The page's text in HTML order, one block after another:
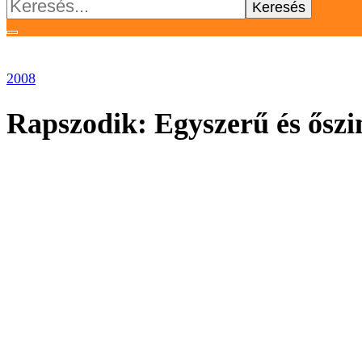
2008
Rapszodik: Egyszerű és